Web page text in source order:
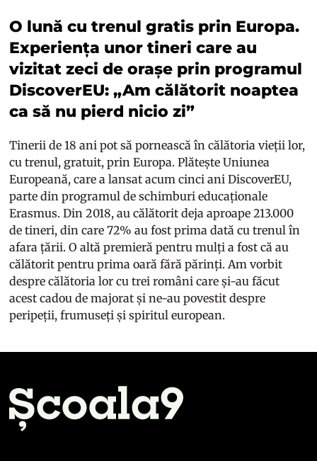
O lună cu trenul gratis prin Europa.
Experiența unor tineri care au
vizitat zeci de orașe prin programul
DiscoverEU: „Am călătorit noaptea
ca să nu pierd nicio zi”
Tinerii de 18 ani pot să pornească în călătoria vieții lor,
cu trenul, gratuit, prin Europa. Plătește Uniunea
Europeană, care a lansat acum cinci ani DiscoverEU,
parte din programul de schimburi educaționale
Erasmus. Din 2018, au călătorit deja aproape 213.000
de tineri, din care 72% au fost prima dată cu trenul în
afara țării. O altă premieră pentru mulți a fost că au
călătorit pentru prima oară fără părinți. Am vorbit
despre călătoria lor cu trei români care și-au făcut
acest cadou de majorat și ne-au povestit despre
peripeții, frumuseți și spiritul european.